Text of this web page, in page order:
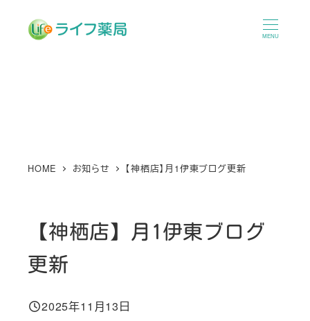
MENU
HOME お知らせ 【神栖店】月1伊東ブログ更新
【神栖店】月1伊東ブログ
更新
投稿日
2025年11月13日